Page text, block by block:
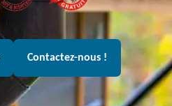
Contactez-nous !